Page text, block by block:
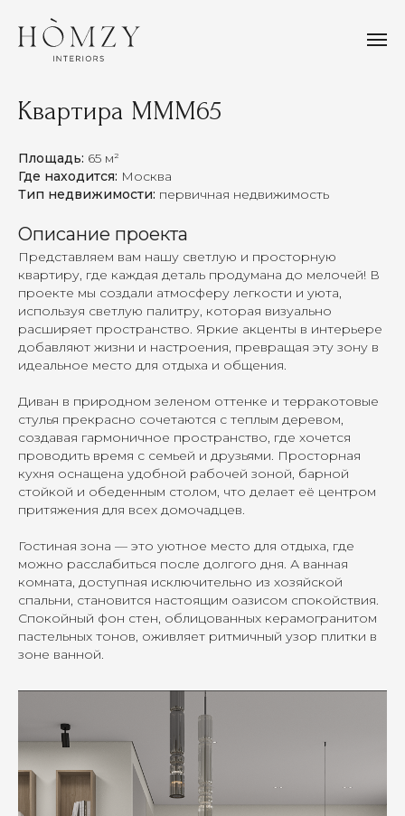
Квартира MMM65
Площадь: 65 м²
Где находится: Москва
Тип недвижимости: первичная недвижимость
Описание проекта
Представляем вам нашу светлую и просторную
квартиру, где каждая деталь продумана до мелочей! В
проекте мы создали атмосферу легкости и уюта,
используя светлую палитру, которая визуально
расширяет пространство. Яркие акценты в интерьере
добавляют жизни и настроения, превращая эту зону в
идеальное место для отдыха и общения.
Диван в природном зеленом оттенке и терракотовые
стулья прекрасно сочетаются с теплым деревом,
создавая гармоничное пространство, где хочется
проводить время с семьей и друзьями. Просторная
кухня оснащена удобной рабочей зоной, барной
стойкой и обеденным столом, что делает её центром
притяжения для всех домочадцев.
Гостиная зона — это уютное место для отдыха, где
можно расслабиться после долгого дня. А ванная
комната, доступная исключительно из хозяйской
спальни, становится настоящим оазисом спокойствия.
Спокойный фон стен, облицованных керамогранитом
пастельных тонов, оживляет ритмичный узор плитки в
зоне ванной.